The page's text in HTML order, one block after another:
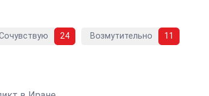
24 Возмутительно 11